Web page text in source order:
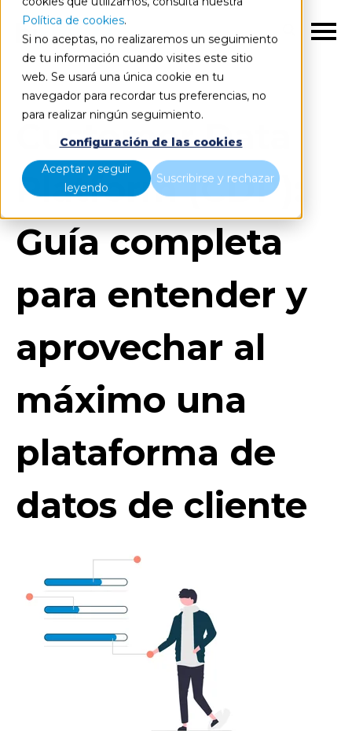
Política de cookies.
Si no aceptas, no realizaremos un seguimiento
de tu información cuando visites este sitio
web. Se usará una única cookie en tu
navegador para recordar tus preferencias, no
para realizar ningún seguimiento.
Configuración de las cookies
Aceptar y seguir
leyendo
Suscribirse y rechazar
ES
Customer Data
Platform (CDP):
Guía completa
para entender y
aprovechar al
máximo una
plataforma de
datos de cliente